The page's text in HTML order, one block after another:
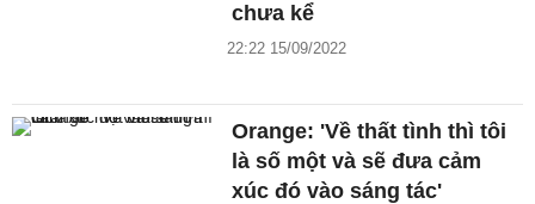
chưa kể
22:22 15/09/2022
Orange: 'Về thất tình thì tôi
là số một và sẽ đưa cảm
xúc đó vào sáng tác'